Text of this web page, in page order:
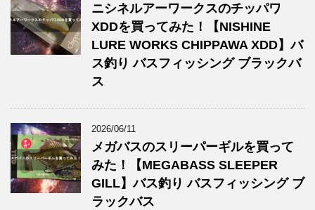
ニシネルアーワークスのチッパワ
XDDを買ってみた！【NISHINE
LURE WORKS CHIPPAWA XDD】バ
ス釣り バスフィッシング ブラックバ
ス
2026/06/11
メガバスのスリーパーギルを買って
みた！【MEGABASS SLEEPER
GILL】バス釣り バスフィッシング ブ
ラックバス